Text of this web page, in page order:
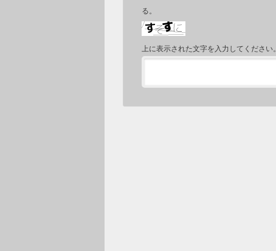
る。
上に表示された文字を入力してください。